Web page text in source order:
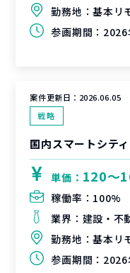
勤務地：基本リ
参画期間： 2026
案件更新日： 2026.06.05
戦略
国内スマートシテ
単価： 120〜
稼働率： 100%
業界： 建設・不
勤務地：基本リ
参画期間： 2026